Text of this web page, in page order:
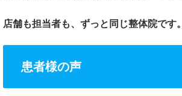
店舗も担当者も、ずっと同じ整体院です。
患者様の声